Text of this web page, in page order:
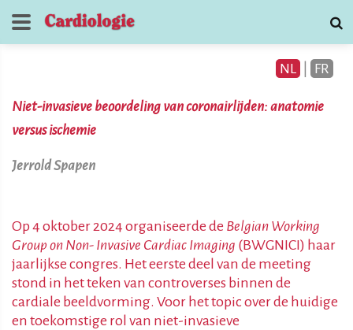
NL FR
Niet-invasieve beoordeling van coronairlijden: anatomie
versus ischemie
Jerrold Spapen
Op 4 oktober 2024 organiseerde de Belgian Working
Group on Non- Invasive Cardiac Imaging (BWGNICI) haar
jaarlijkse congres. Het eerste deel van de meeting
stond in het teken van controverses binnen de
cardiale beeldvorming. Voor het topic over de huidige
en toekomstige rol van niet-invasieve
contact